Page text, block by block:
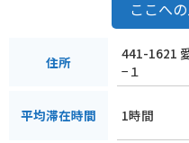
ここへ
住所
441-1621
−１
平均滞在時間 1時間